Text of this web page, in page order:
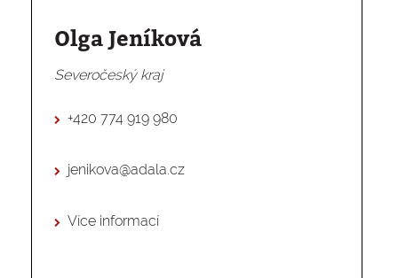
Olga Jeníková
Severočeský kraj
+420 774 919 980
jenikova@adala.cz
Více informací